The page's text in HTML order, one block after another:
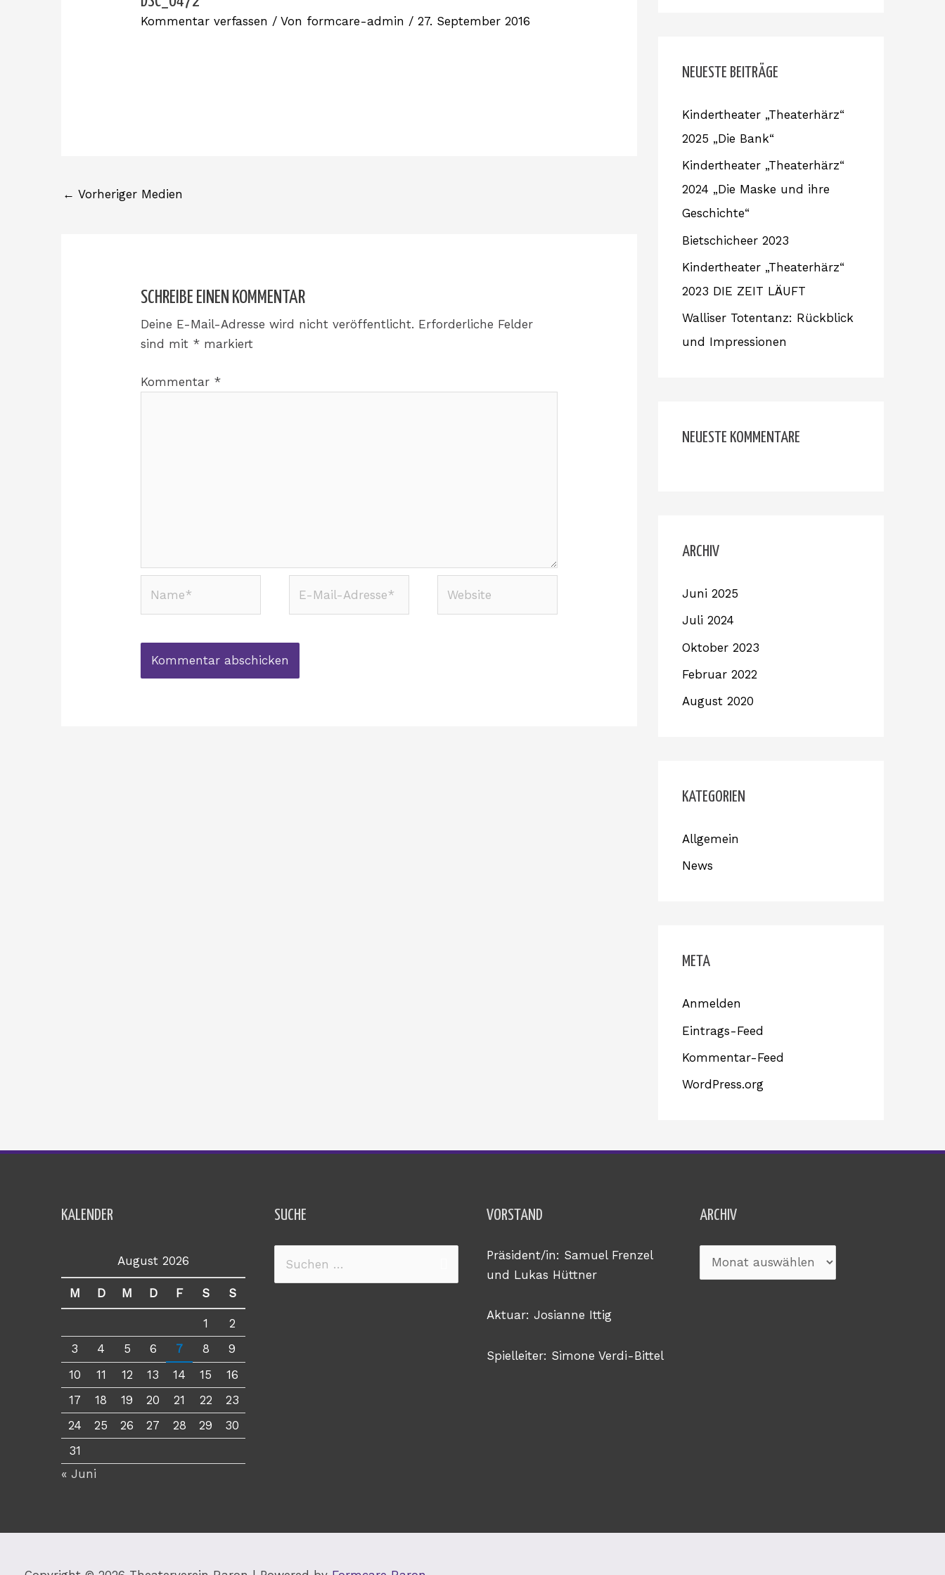
Kommentar verfassen / Von formcare-admin /27. September 2016
← Vorheriger Medien
SCHREIBE EINEN KOMMENTAR
Deine E-Mail-Adresse wird nicht veröffentlicht. Erforderliche Felder
sind mit * markiert
Kommentar *
e
n
a
c
h
:
NEUESTE BEITRÄGE
Kindertheater „Theaterhärz“
2025 „Die Bank“
Kindertheater „Theaterhärz“
2024 „Die Maske und ihre
Geschichte“
Bietschicheer 2023
Kindertheater „Theaterhärz“
2023 DIE ZEIT LÄUFT
Walliser Totentanz: Rückblick
und Impressionen
NEUESTE KOMMENTARE
ARCHIV
Juni 2025
Juli 2024
Oktober 2023
Februar 2022
August 2020
KATEGORIEN
Allgemein
News
META
Anmelden
Eintrags-Feed
Kommentar-Feed
WordPress.org
KALENDER
August 2026
M D M D F S S
1
2
3
4 5 6 7 8
9
10
11 12 13 14 15
16
17
18 19 20 21 22
23
24
25 26 27 28 29
30
31
« Juni
SUCHE
Suchen
nach:
VORSTAND
Präsident/in: Samuel Frenzel
und Lukas Hüttner
Aktuar: Josianne Ittig
Spielleiter: Simone Verdi-Bittel
ARCHIV
Archiv